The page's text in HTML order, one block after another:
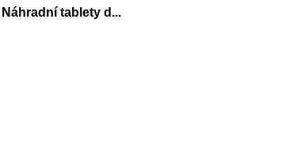
Náhradní tablety d ...